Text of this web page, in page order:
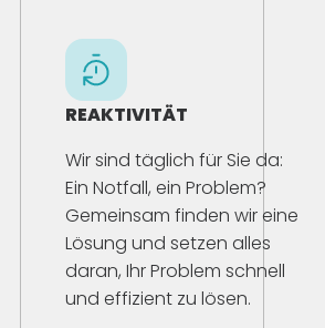
REAKTIVITÄT
Wir sind täglich für Sie da:
Ein Notfall, ein Problem?
Gemeinsam finden wir eine
Lösung und setzen alles
daran, Ihr Problem schnell
und effizient zu lösen.